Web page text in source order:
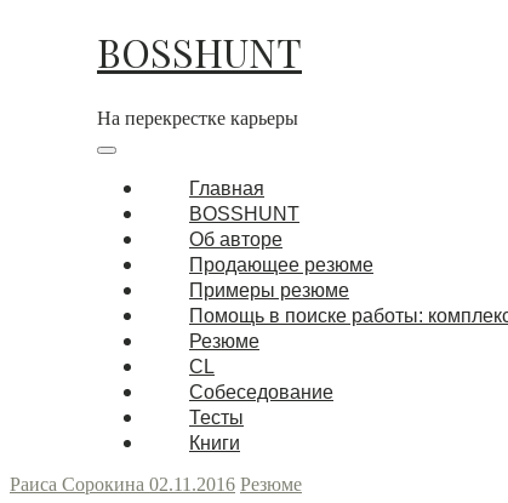
BOSSHUNT
На перекрестке карьеры
Главная
BOSSHUNT
Об авторе
Продающее резюме
Примеры резюме
Помощь в поиске работы:
Резюме
CL
Собеседование
Тесты
Книги
Раиса Сорокина 02.11.2016 Резюме